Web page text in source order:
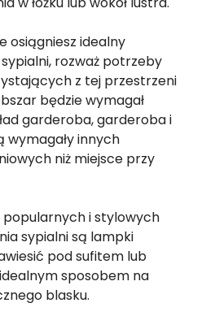
osiągniesz idealny
rozważ potrzeby
z tej przestrzeni
będzie wymagał
garderoba, garderoba i
wymagały innych
niż miejsce przy
i stylowych
sypialni są lampki
pod sufitem lub
sposobem na
blasku.